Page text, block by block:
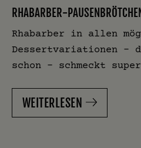
RHABARBER-
Rhabarber in allen
Dessertvariationen –
schon – schmeckt
WEITERLESEN